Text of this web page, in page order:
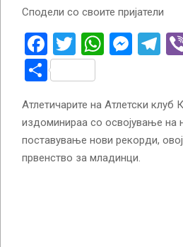
Сподели со своите пријатели
Facebook
Twitter
Share
Атлетичарите на Атлетски клуб
издоминираа со освојување на
поставување нови рекорди,
првенство за младинци.